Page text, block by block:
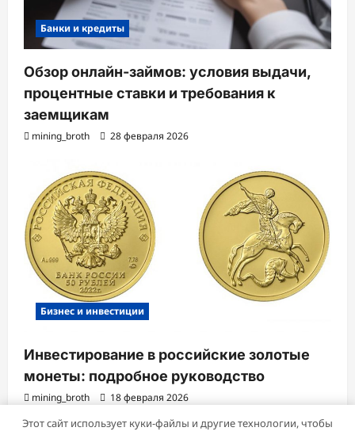
Банки и кредиты
Обзор онлайн-займов: условия выдачи,
процентные ставки и требования к
заемщикам
mining_broth 28 февраля 2026
Бизнес и инвестиции
Инвестирование в российские золотые
монеты: подробное руководство
mining_broth 18 февраля 2026
Этот сайт использует куки-файлы и другие технологии, чтобы